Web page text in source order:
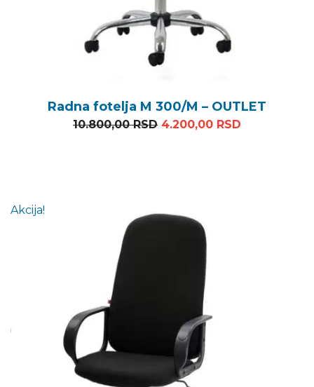
Radna fotelja M 300/M – OUTLET
10.800,00RSD Originalna cena je bila:
4.200,00 RSD
Akcija!